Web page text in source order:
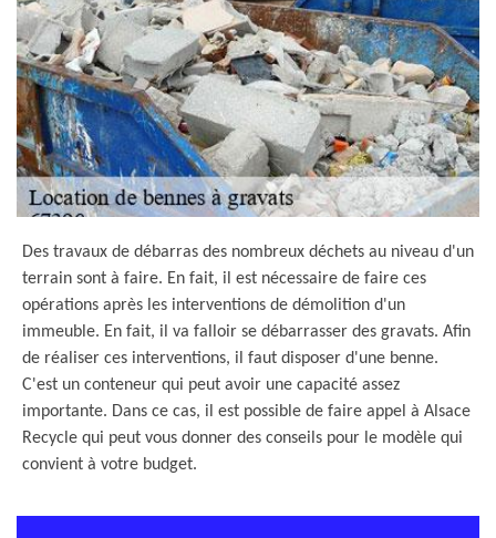
Des travaux de débarras des nombreux déchets au niveau d'un
terrain sont à faire. En fait, il est nécessaire de faire ces
opérations après les interventions de démolition d'un
immeuble. En fait, il va falloir se débarrasser des gravats. Afin
de réaliser ces interventions, il faut disposer d'une benne.
C'est un conteneur qui peut avoir une capacité assez
importante. Dans ce cas, il est possible de faire appel à Alsace
Recycle qui peut vous donner des conseils pour le modèle qui
convient à votre budget.